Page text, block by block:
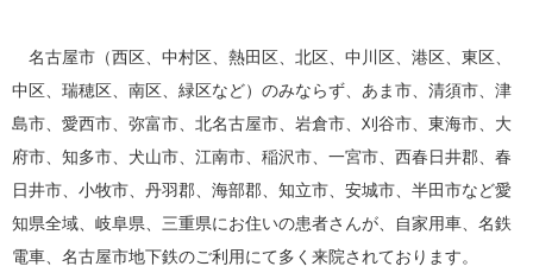
名古屋市（西区、中村区、熱田区、北区、中川区、港区、東区、
中区、瑞穂区、南区、緑区など）のみならず、あま市、清須市、津
島市、愛西市、弥富市、北名古屋市、岩倉市、刈谷市、東海市、大
府市、知多市、犬山市、江南市、稲沢市、一宮市、西春日井郡、春
日井市、小牧市、丹羽郡、海部郡、知立市、安城市、半田市など愛
知県全域、岐阜県、三重県にお住いの患者さんが、自家用車、名鉄
電車、名古屋市地下鉄のご利用にて多く来院されております。